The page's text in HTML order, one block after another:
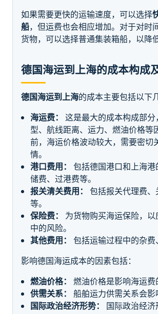
如果需要更快的运输速度，可以选择
船，但运费也会相应增加。对于对时
货物，可以选择普通集装箱船，以降
德国海运到上海的成本构成
德国海运到上海的成本主要包括以下
海运费：
这是最大的成本构成部分
型、航线距离、运力、燃油价格等
前，海运价格波动较大，需要密切
情。
港口费用：
包括德国港口和上海
储费、过港费等。
报关清关费用：
包括报关代理费
等。
保险费：
为货物购买海运保险，
中的风险。
其他费用：
包括运输过程中的杂费
影响德国海运成本的因素包括：
燃油价格：
燃油价格是影响海运费
供需关系：
船舶运力供需关系会影
国际政治经济形势：
国际政治经